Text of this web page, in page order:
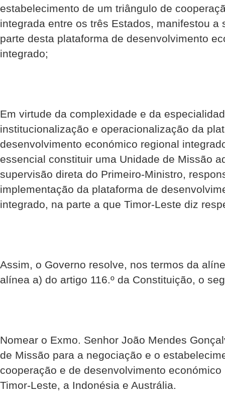
estabelecimento de um triângulo de
integrada entre os três Estados, manifestou a
parte desta plataforma de desenvolvimento
integrado;
Em virtude da complexidade e da
institucionalização e operacionalização da
desenvolvimento económico regional
essencial constituir uma Unidade de Missão
supervisão direta do Primeiro-Ministro,
implementação da plataforma de
integrado, na parte a que Timor-Leste diz
Assim, o Governo resolve, nos termos da
alínea a) do artigo 116.º da Constituição, o
Nomear o Exmo. Senhor João Mendes
de Missão para a negociação e o
cooperação e de desenvolvimento
Timor-Leste, a Indonésia e Austrália.